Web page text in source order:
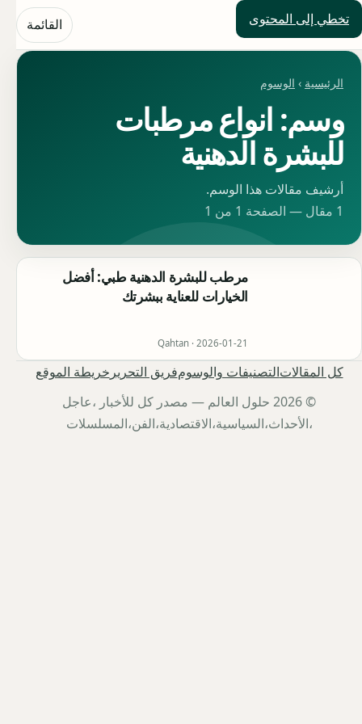
تخطي إلى المحتوى
حلول العالم القائمة
الرئيسية › الوسوم
وسم: انواع مرطبات
للبشرة الدهنية
أرشيف مقالات هذا الوسم.
1 مقال — الصفحة 1 من 1
مرطب للبشرة الدهنية طبي: أفضل
الخيارات للعناية ببشرتك
Qahtan · 2026-01-21
كل المقالاتالتصنيفات والوسومفريق التحرير خريطة الموقع
© 2026 حلول العالم — مصدر كل للأخبار ،عاجل
،الأحداث،السياسية،الاقتصادية،الفن،المسلسلات